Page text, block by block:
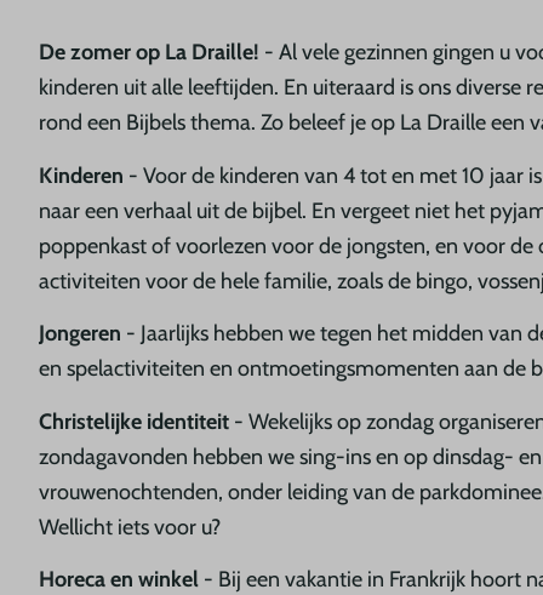
De zomer op La Draille! - Al vele gezinnen gingen u
kinderen uit alle leeftijden. En uiteraard is ons
rond een Bijbels thema. Zo beleef je op La Draille een
Kinderen - Voor de kinderen van 4 tot en met 10 jaar
naar een verhaal uit de bijbel. En vergeet niet het
poppenkast of voorlezen voor de jongsten, en voor
activiteiten voor de hele familie, zoals de bingo,
Jongeren - Jaarlijks hebben we tegen het midden van
en spelactiviteiten en ontmoetingsmomenten aan de
Christelijke identiteit - Wekelijks op zondag
zondagavonden hebben we sing-ins en op dinsdag-
vrouwenochtenden, onder leiding van de
Wellicht iets voor u?
Horeca en winkel - Bij een vakantie in Frankrijk hoort